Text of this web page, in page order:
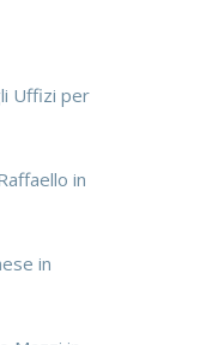
Uffizi per
in
in